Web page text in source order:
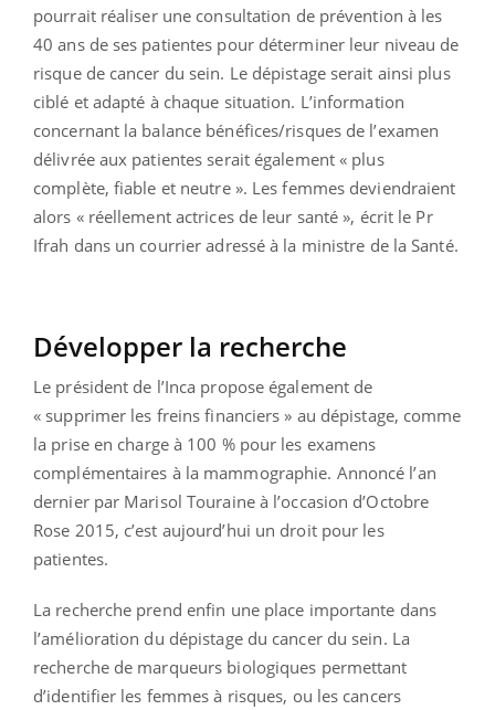
pourrait réaliser une consultation de prévention à les
40 ans de ses patientes pour déterminer leur niveau de
risque de cancer du sein. Le dépistage serait ainsi plus
ciblé et adapté à chaque situation. L’information
concernant la balance bénéfices/risques de l’examen
délivrée aux patientes serait également « plus
complète, fiable et neutre ». Les femmes deviendraient
alors « réellement actrices de leur santé », écrit le Pr
Ifrah dans un courrier adressé à la ministre de la Santé.
Développer la recherche
Le président de l’Inca propose également de
« supprimer les freins financiers » au dépistage, comme
la prise en charge à 100 % pour les examens
complémentaires à la mammographie. Annoncé l’an
dernier par Marisol Touraine à l’occasion d’Octobre
Rose 2015, c’est aujourd’hui un droit pour les
patientes.
La recherche prend enfin une place importante dans
l’amélioration du dépistage du cancer du sein. La
recherche de marqueurs biologiques permettant
d’identifier les femmes à risques, ou les cancers